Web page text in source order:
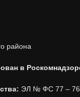
района
в
ЭЛ № ФС 77 –